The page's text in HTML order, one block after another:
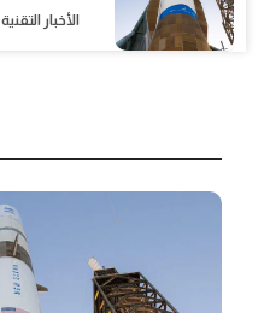
الأخبار التقنية